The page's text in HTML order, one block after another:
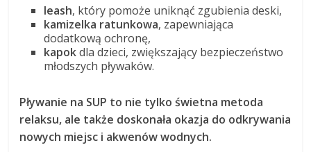
leash, który pomoże uniknąć zgubienia deski,
kamizelka ratunkowa, zapewniająca
dodatkową ochronę,
kapokdla dzieci, zwiększający bezpieczeństwo
młodszych pływaków.
Pływanie na SUP to nie tylko świetna metoda
relaksu, ale także doskonała okazja do odkrywania
nowych miejsc i akwenów wodnych.